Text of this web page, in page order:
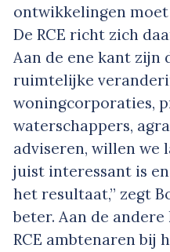
ontwikkelingen
De RCE richt zich
Aan de ene kant zijn
ruimtelijke
woningcorporaties,
waterschappers,
adviseren, willen we
juist interessant is
het resultaat,” zegt
beter. Aan de
RCE ambtenaren bij